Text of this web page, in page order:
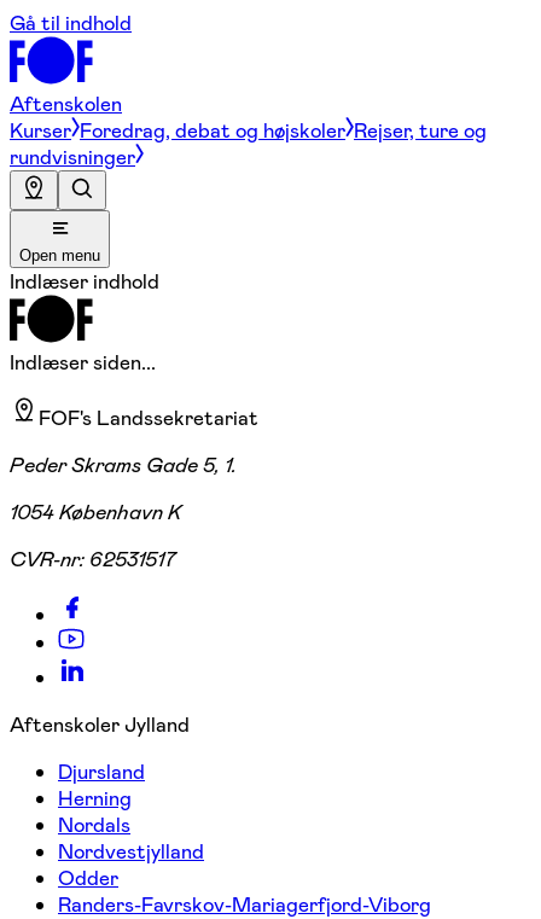
Gå til indhold
Aftenskolen
Kurser Foredrag, debat og højskoler Rejser, ture og
rundvisninger
Open menu
Indlæser indhold
Indlæser siden...
FOF's Landssekretariat
Peder Skrams Gade 5, 1.
1054 København K
CVR-nr: 62531517
Aftenskoler Jylland
Djursland
Herning
Nordals
Nordvestjylland
Odder
Randers-Favrskov-Mariagerfjord-Viborg